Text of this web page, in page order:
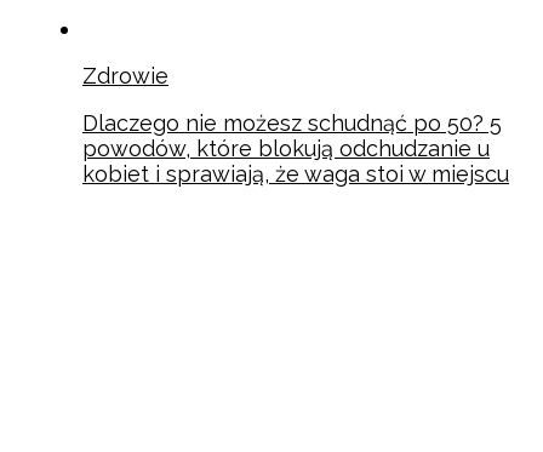
Zdrowie
Dlaczego nie możesz schudnąć po 50? 5
powodów, które blokują odchudzanie u
kobiet i sprawiają, że waga stoi w miejscu